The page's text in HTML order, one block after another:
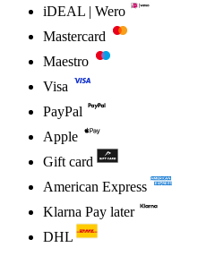
iDEAL | Wero
Mastercard
Maestro
Visa
PayPal
Apple
Gift card
American Express
Klarna Pay later
DHL